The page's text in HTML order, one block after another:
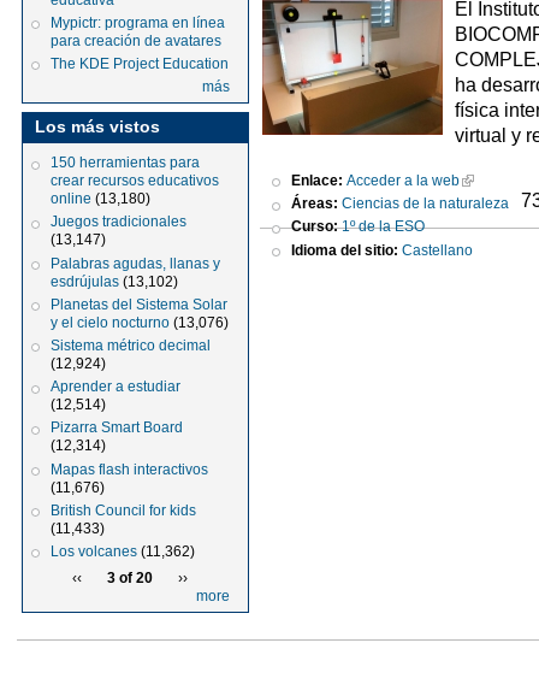
Mypictr: programa en línea
para creación de avatares
The KDE Project Education
más
Los más vistos
150 herramientas para
crear recursos educativos
online (13,180)
Juegos tradicionales
(13,147)
Palabras agudas, llanas y
esdrújulas (13,102)
Planetas del Sistema Solar
y el cielo nocturno (13,076)
Sistema métrico decimal
(12,924)
Aprender a estudiar
(12,514)
Pizarra Smart Board
(12,314)
Mapas flash interactivos
(11,676)
British Council for kids
(11,433)
Los volcanes (11,362)
‹‹
3 of 20
››
more
El
ha
física
virtual y
Enlace:Acceder a la web
Áreas:Ciencias de la naturaleza
Curso:1º de la ESO
Idioma del sitio:Castellano